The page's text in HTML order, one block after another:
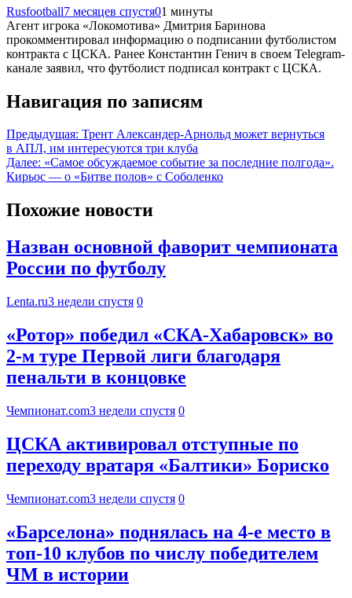
Rusfootball7 месяцев спустя01 минуты
Агент игрока «Локомотива» Дмитрия Баринова
прокомментировал информацию о подписании футболистом
контракта с ЦСКА. Ранее Константин Генич в своем Telegram-
канале заявил, что футболист подписал контракт с ЦСКА.
Навигация по записям
Предыдущая: Трент Александер-Арнольд может вернуться
в АПЛ, им интересуются три клуба
Далее: «Самое обсуждаемое событие за последние полгода».
Кирьос — о «Битве полов» с Соболенко
Похожие новости
Назван основной фаворит чемпионата
России по футболу
Lenta.ru3 недели спустя 0
«Ротор» победил «СКА-Хабаровск» во
2-м туре Первой лиги благодаря
пенальти в концовке
Чемпионат.com3 недели спустя 0
ЦСКА активировал отступные по
переходу вратаря «Балтики» Бориско
Чемпионат.com3 недели спустя 0
«Барселона» поднялась на 4-е место в
топ-10 клубов по числу победителем
ЧМ в истории